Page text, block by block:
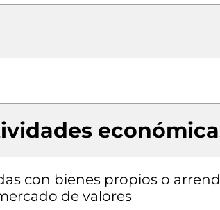
con bienes propios o
de valores